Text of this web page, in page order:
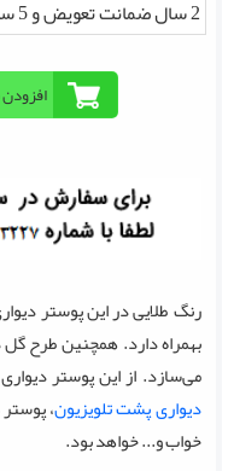
رنگ طلایی در این پوستر
بهمراه دارد. همچنین طرح
می‌سازد. از این پوستر
دیواری پشت تلویزیون،
خواب و... خواهد بود.